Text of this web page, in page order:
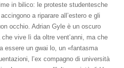
in bilico: le proteste studentesche
a riparare all’estero e gli
occhio. Adrian Gyle è un oscuro
vive lì da oltre vent’anni, ma che
essere un gwai lo, un «fantasma
l’ex compagno di università